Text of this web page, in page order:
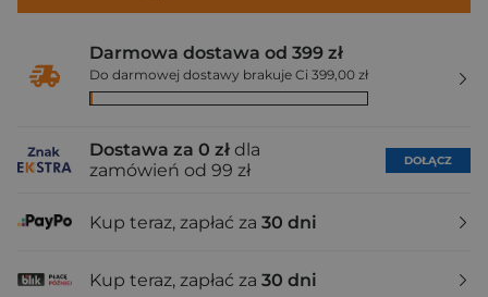
Darmowa dostawa od 399 zł
Do darmowej dostawy brakuje Ci 399,00 zł
Dostawa za 0 zł dla
zamówień od 99 zł
DOŁĄCZ
Kup teraz, zapłać za 30 dni
Kup teraz, zapłać za 30 dni